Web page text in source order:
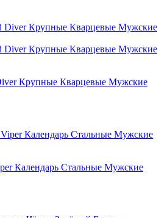
Крупные Кварцевые Мужские
Календарь Стальные Мужские